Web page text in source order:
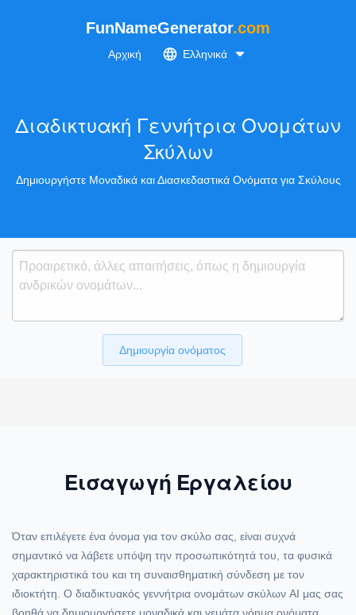
FunNameGenerator.com
Αρχική Ελληνικά
Διαδικτυακή Γεννήτρια Ονομάτων
Σκύλων
Δημιουργήστε Μοναδικά και Διασκεδαστικά Ονόματα για Σκύλους
Δημιουργία ονόματος
Εισαγωγή Εργαλείου
Όταν επιλέγετε ένα όνομα για τον σκύλο σας, είναι συχνά
σημαντικό να λάβετε υπόψη την προσωπικότητά του, τα φυσικά
χαρακτηριστικά του και τη συναισθηματική σύνδεση με τον
ιδιοκτήτη. Ο διαδικτυακός γεννήτρια ονομάτων σκύλων AI μας σας